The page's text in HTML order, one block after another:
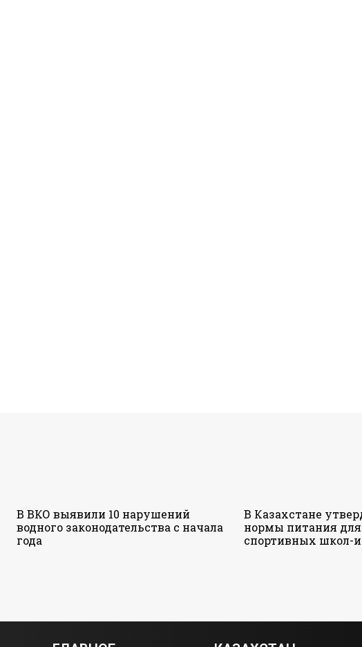
В ВКО выявили 10 нарушений
водного законодательства с начала
года
В Казахстане
нормы питания
спортивных школ-